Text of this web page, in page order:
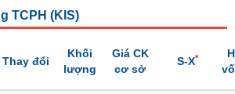
TCPH (KIS)
Thay đổi
Khối
lượng
Giá CK
cơ sở
S-X*